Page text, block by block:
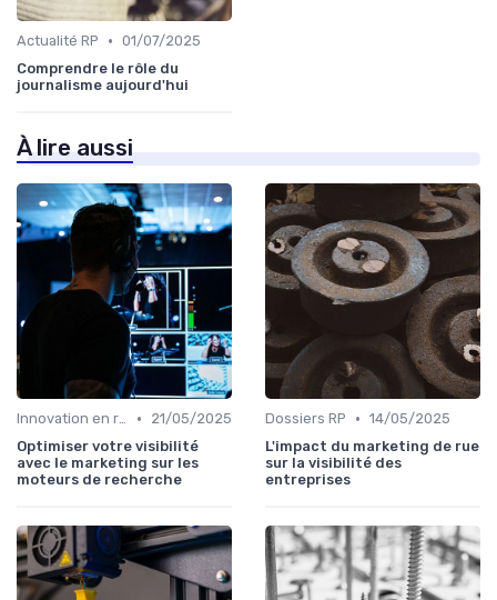
Actualité RP • 01/07/2025
Comprendre le rôle du
journalisme aujourd'hui
À lire aussi
Innovation en relation presse •
21/05/2025
Optimiser votre visibilité
avec le marketing sur les
moteurs de recherche
Dossiers RP • 14/05/2025
L'impact du marketing de rue
sur la visibilité des
entreprises